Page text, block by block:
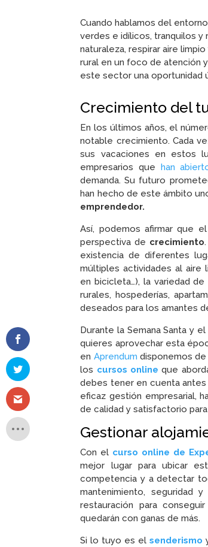
Cuando hablamos del
verdes e idílicos, tranquilos y
naturaleza, respirar aire
rural en un foco de atención
este sector una oportunidad
Crecimiento del
En los últimos años, el
notable crecimiento. Cada
sus vacaciones en estos
empresarios que han
demanda. Su futuro
han hecho de este ámbito
emprendedor.
Así, podemos afirmar que el
perspectiva de crecimiento
existencia de diferentes
múltiples actividades al aire
en bicicleta…), la variedad
rurales, hospederías,
deseados para los amantes
Durante la Semana Santa y
quieres aprovechar esta
en Aprendum disponemos de
los cursos online que
debes tener en cuenta antes
eficaz gestión empresarial,
de calidad y satisfactorio
Gestionar
Con el curso online de
mejor lugar para ubicar
competencia y a detectar
mantenimiento, seguridad
restauración para
quedarán con ganas de más.
Si lo tuyo es el senderismo